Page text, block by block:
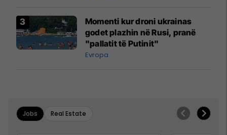
Momenti kur droni ukrainas
godet plazhin në Rusi, pranë
"pallatit të Putinit"
Evropa
Jobs Real Estate